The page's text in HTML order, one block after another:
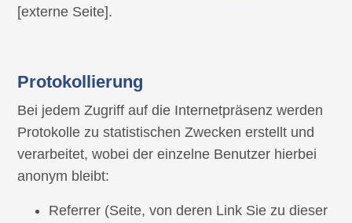
[externe Seite].
Protokollierung
Bei jedem Zugriff auf die Internetpräsenz werden
Protokolle zu statistischen Zwecken erstellt und
verarbeitet, wobei der einzelne Benutzer hierbei
anonym bleibt:
Referrer (Seite, von deren Link Sie zu dieser